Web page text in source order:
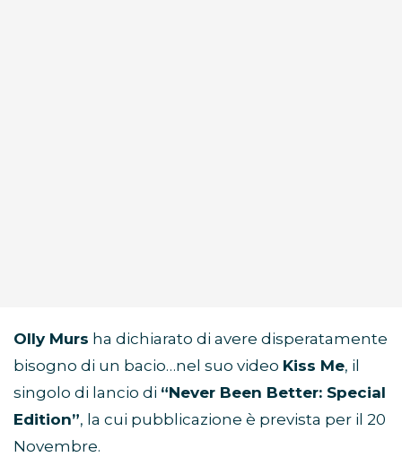
Olly Murs ha dichiarato di avere disperatamente
bisogno di un bacio…nel suo video Kiss Me, il
singolo di lancio di “Never Been Better: Special
Edition”, la cui pubblicazione è prevista per il 20
Novembre.